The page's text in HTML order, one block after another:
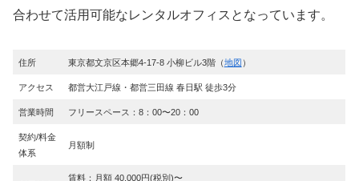
合わせて活用可能なレンタルオフィスとなっています。
住所 東京都文京区本郷4-17-8 小柳ビル3階（地図 ）
アクセス 都営大江戸線・都営三田線 春日駅 徒歩3分
営業時間 フリースペース：8：00〜20：00
契約/料金
体系
月額制
賃料：月額 40,000円(税別)〜